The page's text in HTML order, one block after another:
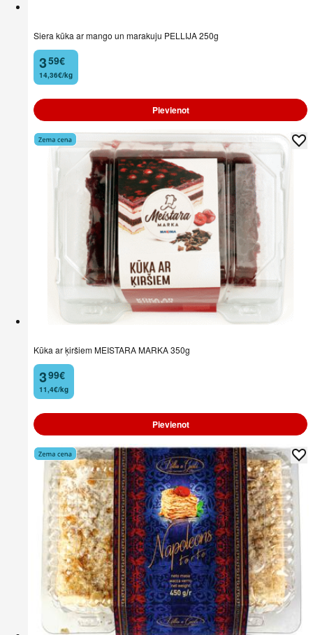
Siera kūka ar mango un marakuju PELLIJA 250g
3
. 59€
14,36€/kg
Pievienot
Kūka ar ķiršiem MEISTARA MARKA 350g
3
. 99€
11,4€/kg
Pievienot